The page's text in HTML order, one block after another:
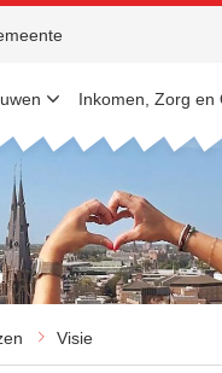
Inkomen, Zorg en
Visie